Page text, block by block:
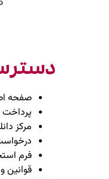
صفحه اصلی
پرداخت
مرکز دانلود
درخواست
فرم
قوانین و